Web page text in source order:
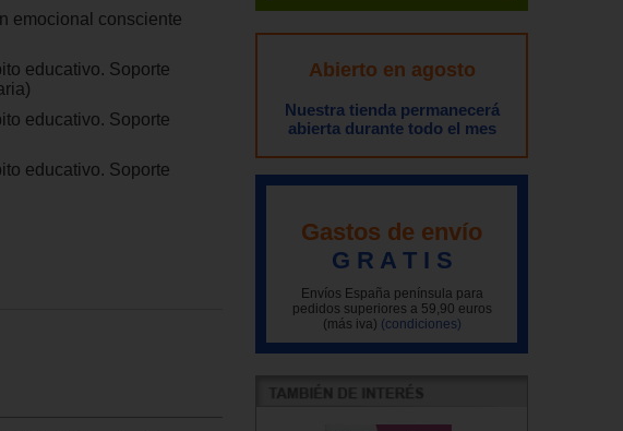
emocional consciente
educativo. Soporte
educativo. Soporte
educativo. Soporte
Abierto en agosto
Nuestra tienda permanecerá
abierta durante todo el mes
Gastos de envío
G R A T I S
Envíos España península para
pedidos superiores a 59,90 euros
(más iva) (condiciones)